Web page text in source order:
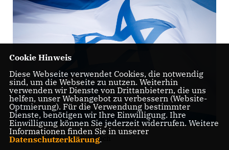
Copyright: CDU / Tobias Koch
Cookie Hinweis
Diese Webseite verwendet Cookies, die notwendig
sind, um die Webseite zu nutzen. Weiterhin
verwenden wir Dienste von Drittanbietern, die uns
helfen, unser Webangebot zu verbessern (Website-
Optmierung). Für die Verwendung bestimmter
Dienste, benötigen wir Ihre Einwilligung. Ihre
Einwilligung können Sie jederzeit widerrufen. Weitere
Informationen finden Sie in unserer
Datenschutzerklärung.